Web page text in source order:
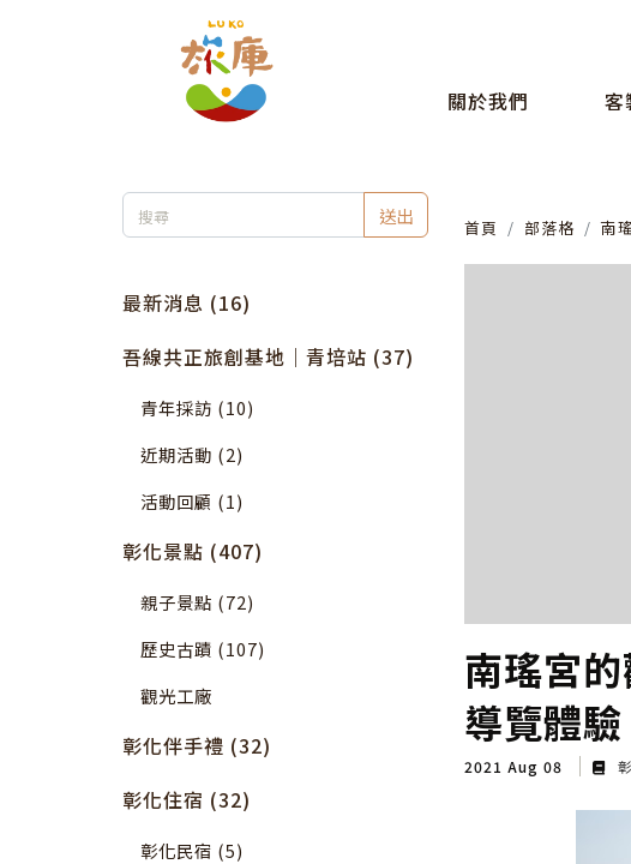
關於我們 客
送出
最新消息 (16)
吾線共正旅創基地｜青培站 (37)
青年採訪 (10)
近期活動 (2)
活動回顧 (1)
彰化景點 (407)
親子景點 (72)
歷史古蹟 (107)
觀光工廠
彰化伴手禮 (32)
彰化住宿 (32)
彰化民宿 (5)
首頁 部落格 南
南瑤宮
導覽體驗
2021 Aug 08